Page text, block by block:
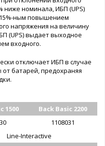
ниже номинала, ИБП (UPS)
ным повышением
напряжения на величину
(UPS) выдает выходное
входного.
отключает ИБП в случае
батарей, предохраняя
1500
Back Basic 2200
1108031
Line-Interactive